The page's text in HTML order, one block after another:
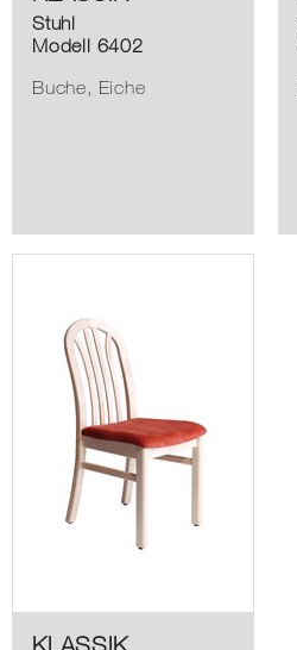
Stuhl
Modell 6402
Buche, Eiche